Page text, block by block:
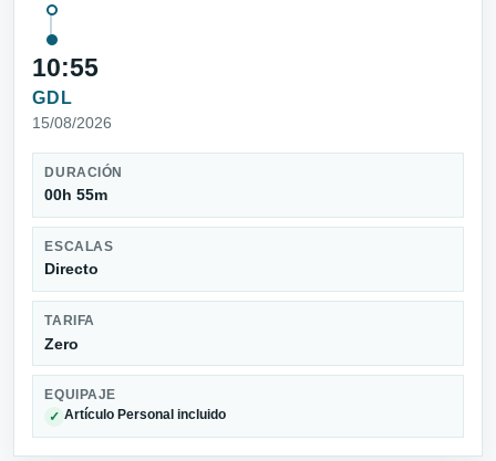
10:55
GDL
15/08/2026
DURACIÓN
00h 55m
ESCALAS
Directo
TARIFA
Zero
EQUIPAJE
✓ Artículo Personal incluido